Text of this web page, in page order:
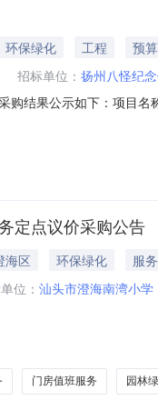
环保绿化 工程
预
招标单位： 扬州八怪纪
购结果公示如下：项目
定点议价采购公告
海区 环保绿化
服务
位： 汕头市澄海南湾小学
门房值班服务 园林